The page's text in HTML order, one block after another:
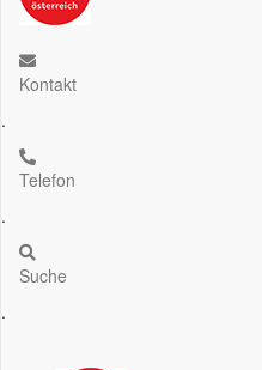
Kontakt
.
Telefon
.
Suche
.